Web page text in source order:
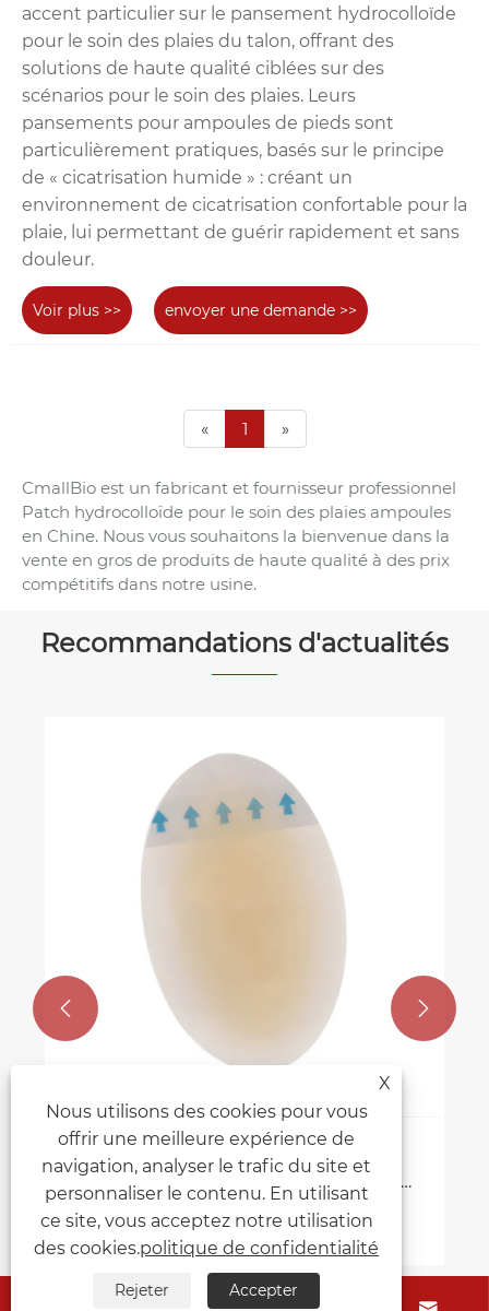
accent particulier sur le pansement hydrocolloïde
pour le soin des plaies du talon, offrant des
solutions de haute qualité ciblées sur des
scénarios pour le soin des plaies. Leurs
pansements pour ampoules de pieds sont
particulièrement pratiques, basés sur le principe
de « cicatrisation humide » : créant un
environnement de cicatrisation confortable pour la
plaie, lui permettant de guérir rapidement et sans
douleur.
Voir plus >> envoyer une demande >>
« 1 »
CmallBio est un fabricant et fournisseur professionnel
Patch hydrocolloïde pour le soin des plaies ampoules
en Chine. Nous vous souhaitons la bienvenue dans la
vente en gros de produits de haute qualité à des prix
compétitifs dans notre usine.
Recommandations d'actualités
Comment les coussinets
imperméables à bande blister pour les
pieds et les orteils protègent-ils votre
peau pendant la marche, la randonnée
et le sport
Voir plus >>
 
X
Nous utilisons des cookies pour vous
offrir une meilleure expérience de
navigation, analyser le trafic du site et
personnaliser le contenu. En utilisant
ce site, vous acceptez notre utilisation
des cookies.politique de confidentialité
Rejeter Accepter